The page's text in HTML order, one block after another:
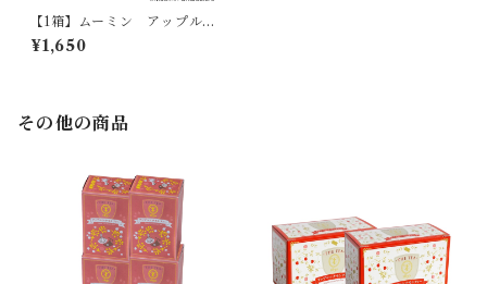
【1箱】ムーミン アップルシ
ナモンティー023110
¥1,650
その他の商品